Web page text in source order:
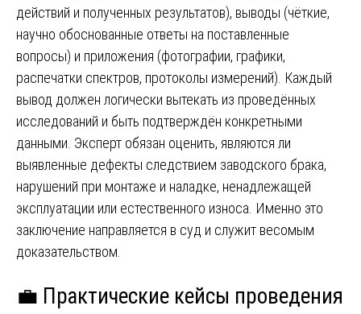
действий и полученных результатов), выводы (чёткие,
научно обоснованные ответы на поставленные
вопросы) и приложения (фотографии, графики,
распечатки спектров, протоколы измерений). Каждый
вывод должен логически вытекать из проведённых
исследований и быть подтверждён конкретными
данными. Эксперт обязан оценить, являются ли
выявленные дефекты следствием заводского брака,
нарушений при монтаже и наладке, ненадлежащей
эксплуатации или естественного износа. Именно это
заключение направляется в суд и служит весомым
доказательством.
💼 Практические кейсы проведения